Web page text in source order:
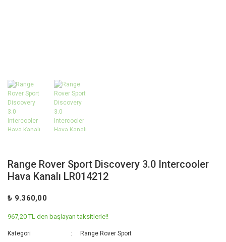
Range Rover Sport Discovery 3.0 Intercooler
Hava Kanalı LR014212
₺ 9.360,00
967,20 TL den başlayan taksitlerle!!
Kategori
Range Rover Sport